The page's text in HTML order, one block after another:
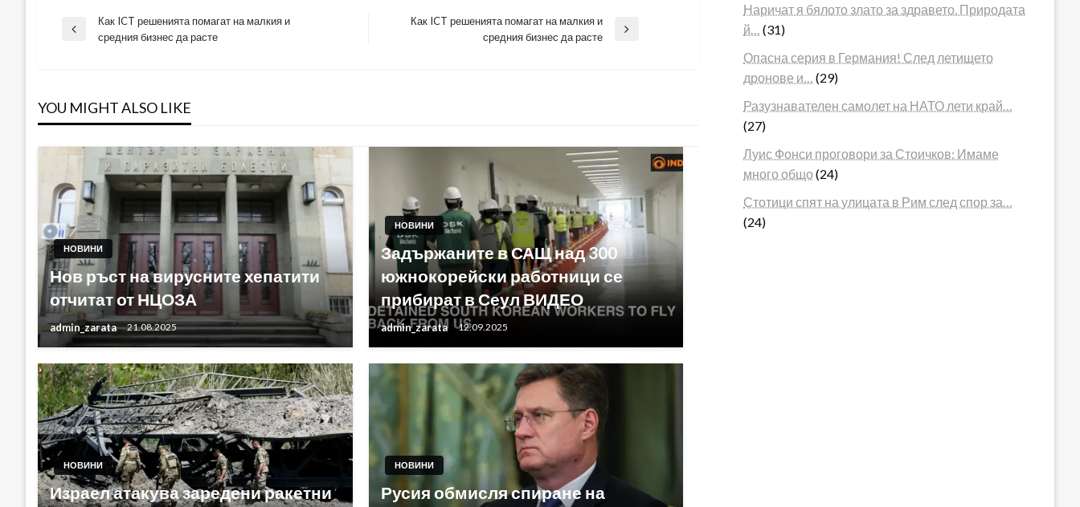
Навигация
Previous
Как ICT решенията помагат на малкия и
средния бизнес да расте
Как ICT решенията помагат на малкия и
средния бизнес да расте
YOU MIGHT ALSO LIKE
НОВИНИ
Нов ръст на вирусните хепатити
отчитат от НЦОЗА
admin_zarata 21.08.2025
НОВИНИ
Задържаните в САЩ над 300
южнокорейски работници се
прибират в Сеул ВИДЕО
admin_zarata 12.09.2025
НОВИНИ
Израел атакува заредени ракетни
НОВИНИ
Русия обмисля спиране на
Наричат я бялото злато за здравето. Природата
й…
(31)
Опасна серия в Германия! След летището
дронове и…
(29)
Разузнавателен самолет на НАТО лети край…
(27)
Луис Фонси проговори за Стоичков: Имаме
много общо (24)
Стотици спят на улицата в Рим след спор за…
(24)